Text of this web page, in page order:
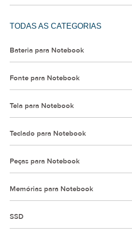
TODAS AS CATEGORIAS
Bateria para Notebook
Fonte para Notebook
Tela para Notebook
Teclado para Notebook
Peças para Notebook
Memórias para Notebook
SSD